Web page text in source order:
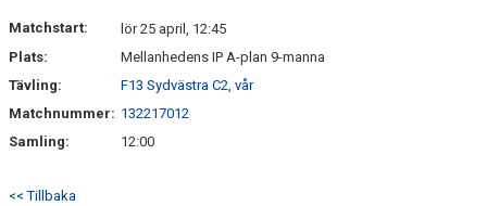
MATCHER
BILDGALLERI
Matchstart:
lör 25 april, 12:45
Plats:
Mellanhedens IP A-plan 9-manna
Tävling:
F13 Sydvästra C2, vår
Matchnummer: 132217012
Samling:
12:00
<< Tillbaka